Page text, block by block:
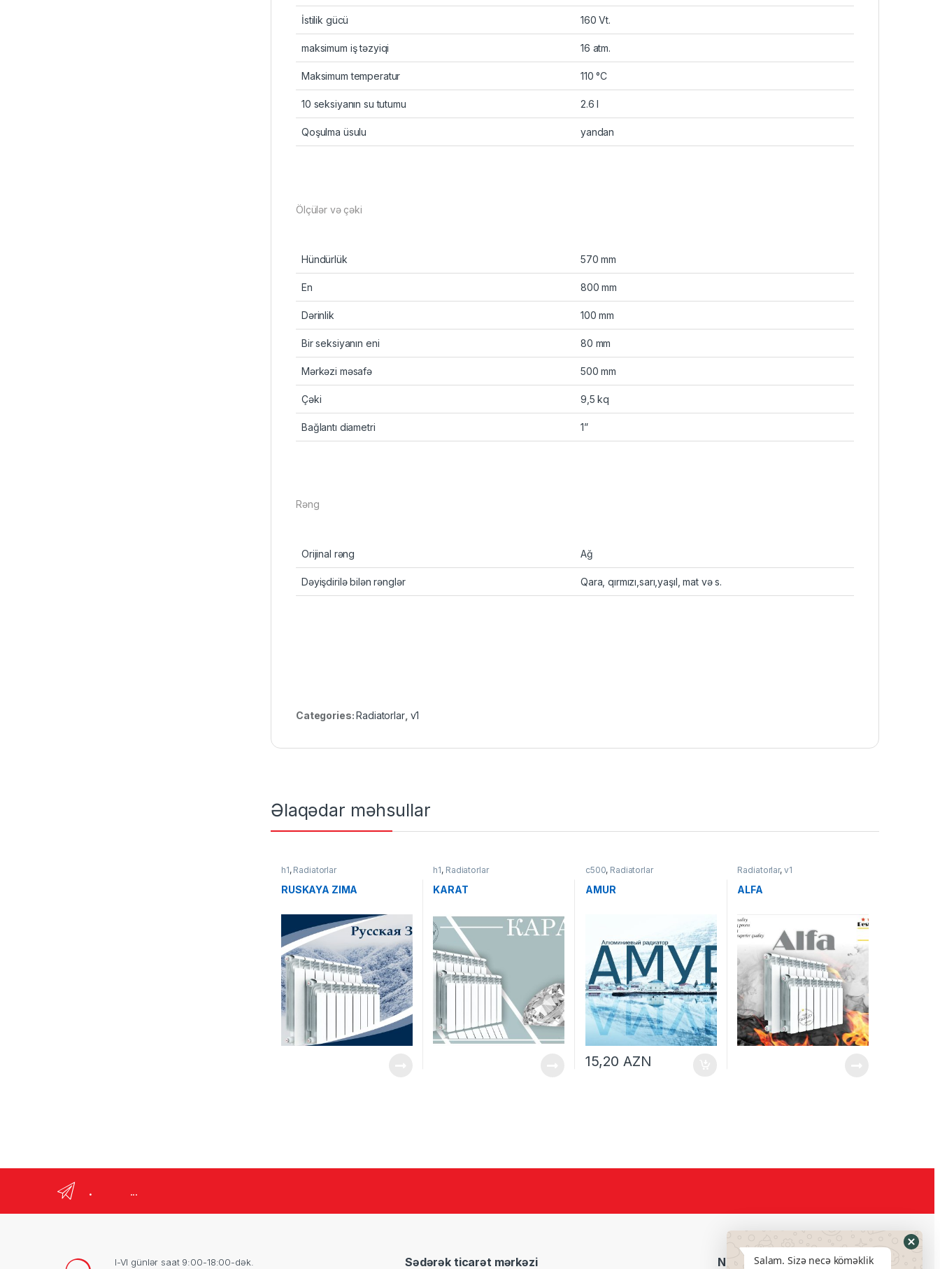
İstilik gücü 160 Vt.
maksimum iş təzyiqi 16 atm.
Maksimum temperatur 110 °C
10 seksiyanın su tutumu 2.6 l
Qoşulma üsulu yandan
Ölçülər və çəki
Hündürlük 570 mm
En 800 mm
Dərinlik 100 mm
Bir seksiyanın eni 80 mm
Mərkəzi məsafə 500 mm
Çəki 9,5 kq
Bağlantı diametri 1”
Rəng
Orijinal rəng Ağ
Dəyişdirilə bilən rənglər Qara, qırmızı,sarı,yaşıl, mat və s.
Categories: Radiatorlar, v1
Əlaqədar məhsullar
h1, Radiatorlar
RUSKAYA ZIMA
h1, Radiatorlar
KARAT
c500, Radiatorlar
AMUR
15,20AZN
Radiatorlar, v1
ALFA
. ...
I-VI günlər saat 9:00-18:00-dək.
Sədərək ticarət mərkəzi
Neftçilər filialı:
Salam. Sizə necə köməklik